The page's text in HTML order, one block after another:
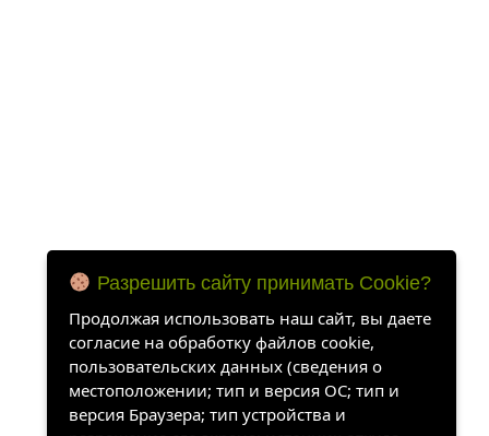
Разрешить сайту принимать Cookie?
Продолжая использовать наш сайт, вы даете
согласие на обработку файлов cookie,
пользовательских данных (сведения о
местоположении; тип и версия ОС; тип и
версия Браузера; тип устройства и